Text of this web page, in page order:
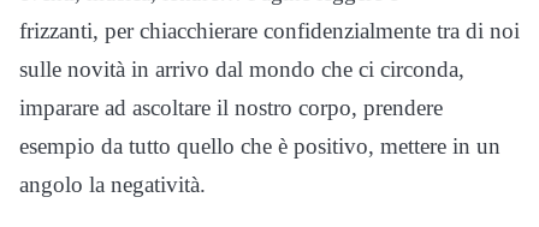
frizzanti, per chiacchierare confidenzialmente tra di noi
sulle novità in arrivo dal mondo che ci circonda,
imparare ad ascoltare il nostro corpo, prendere
esempio da tutto quello che è positivo, mettere in un
angolo la negatività.